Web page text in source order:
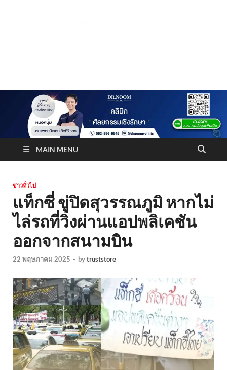
Truststoreonline
MAIN MENU
ข่าวทั่วไป
แท็กซี่ ขู่ปิดสุวรรณภูมิ หากไม่
ไล่รถที่วิ่งผ่านแอปพลิเคชัน
ออกจากสนามบิน
22 พฤษภาคม 2025 - bytruststore